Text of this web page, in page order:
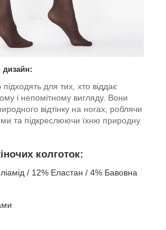
дизайн:
підходять для тих, хто віддає
і непомітному вигляду. Вони
відтінку на ногах, роблячи
та підкреслюючи їхню природну
колготок:
/ 12% Еластан / 4% Бавовна